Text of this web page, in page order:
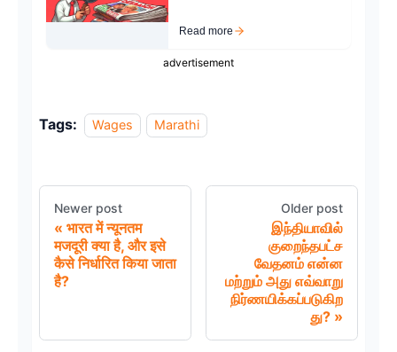
Read more
advertisement
Tags: Wages Marathi
Newer post
भारत में न्यूनतम
मजदूरी क्या है, और इसे
कैसे निर्धारित किया जाता
है?
Older post
இந்தியாவில்
குறைந்தபட்ச
வேதனம் என்ன
மற்றும் அது எவ்வாறு
நிர்ணயிக்கப்படுகிற
து?